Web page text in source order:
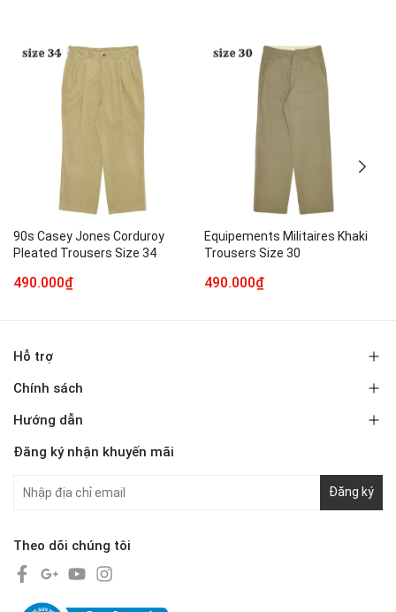
90s Casey Jones Corduroy
Pleated Trousers Size 34
490.000₫
Equipements Militaires Khaki
Trousers Size 30
490.000₫
Hỗ trợ
Chính sách
Hướng dẫn
Đăng ký nhận khuyến mãi
Đăng ký
Theo dõi chúng tôi